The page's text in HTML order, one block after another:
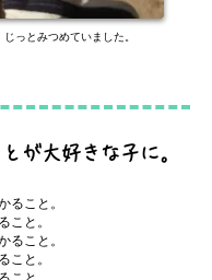
っとみつめていました。
が大好きな子に。
ること。
こと。
ること。
こと。